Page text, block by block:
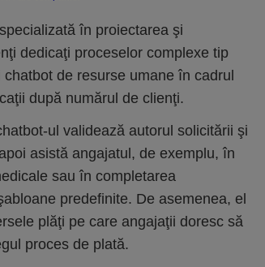
în proiectarea şi
dedicaţi proceselor complexe tip
de resurse umane în cadrul
după numărul de clienţi.
ul validează autorul solicitării şi
asistă angajatul, de exemplu, în
sau în completarea
predefinite. De asemenea, el
plăţi pe care angajaţii doresc să
proces de plată.